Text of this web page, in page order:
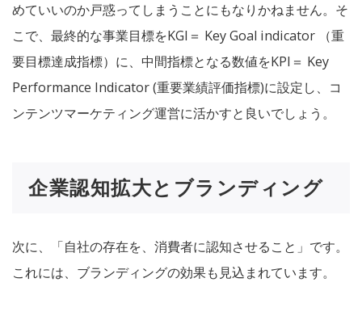
めていいのか戸惑ってしまうことにもなりかねません。そ
こで、最終的な事業目標をKGI＝ Key Goal indicator （重
要目標達成指標）に、中間指標となる数値をKPI＝ Key
Performance Indicator (重要業績評価指標)に設定し、コ
ンテンツマーケティング運営に活かすと良いでしょう。
企業認知拡大とブランディング
次に、「自社の存在を、消費者に認知させること」です。
これには、ブランディングの効果も見込まれています。